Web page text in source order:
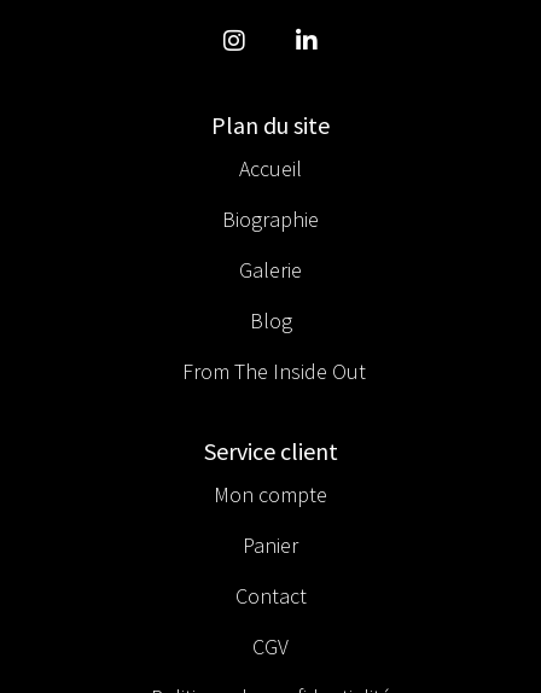
Plan du site
Accueil
Biographie
Galerie
Blog
From The Inside Out
Service client
Mon compte
Panier
Contact
CGV